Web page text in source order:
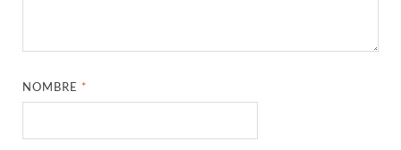
NOMBRE *